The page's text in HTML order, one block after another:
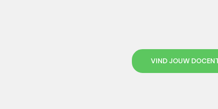
VIND JOUW